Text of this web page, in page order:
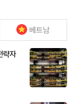
베트남
략자